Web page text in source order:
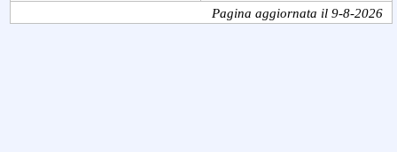
Pagina aggiornata il 9-8-2026